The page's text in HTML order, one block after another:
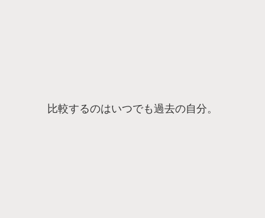
比較するのはいつでも過去の自分。